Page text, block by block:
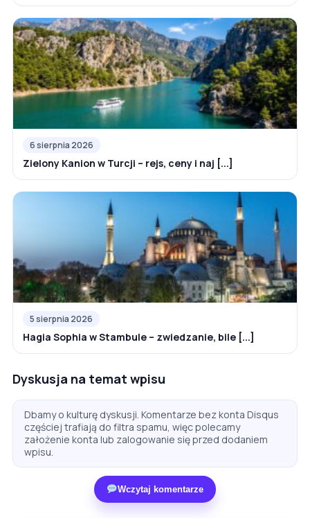
6 sierpnia 2026
Zielony Kanion w Turcji – rejs, ceny i naj [...]
5 sierpnia 2026
Hagia Sophia w Stambule – zwiedzanie, bile [...]
Dyskusja na temat wpisu
Dbamy o kulturę dyskusji. Komentarze bez konta Disqus
częściej trafiają do filtra spamu, więc polecamy
założenie konta lub zalogowanie się przed dodaniem
wpisu.
Wczytaj komentarze